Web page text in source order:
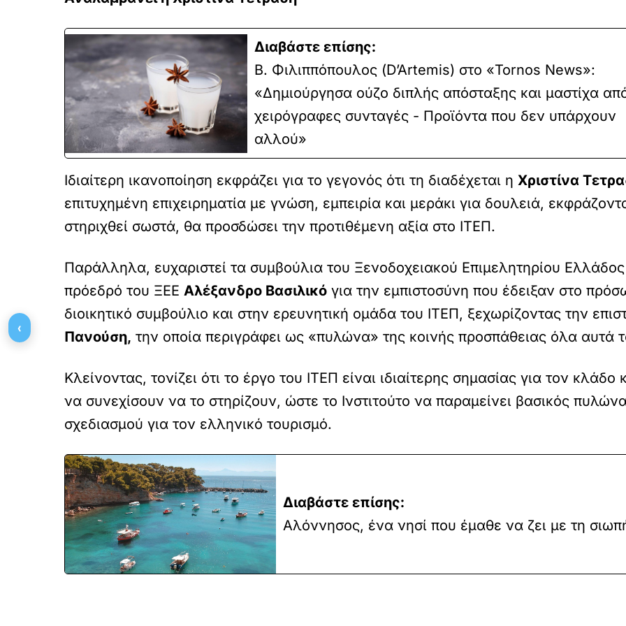
Διαβάστε επίσης:
Β. Φιλιππόπουλος (D’Artemis) στο «Tornos News»:
«Δημιούργησα ούζο διπλής απόσταξης και μαστίχα
χειρόγραφες συνταγές - Προϊόντα που δεν υπάρχουν
αλλού»
Ιδιαίτερη ικανοποίηση εκφράζει για το γεγονός ότι τη διαδέχεται η Χριστίνα
επιτυχημένη επιχειρηματία με γνώση, εμπειρία και μεράκι για δουλειά,
στηριχθεί σωστά, θα προσδώσει την προτιθέμενη αξία στο ΙΤΕΠ.
Παράλληλα, ευχαριστεί τα συμβούλια του Ξενοδοχειακού Επιμελητηρίου
πρόεδρό του ΞΕΕ Αλέξανδρο Βασιλικό για την εμπιστοσύνη που έδειξαν στο
διοικητικό συμβούλιο και στην ερευνητική ομάδα του ΙΤΕΠ, ξεχωρίζοντας την
Πανούση, την οποία περιγράφει ως «πυλώνα» της κοινής προσπάθειας όλα αυτά
Κλείνοντας, τονίζει ότι το έργο του ΙΤΕΠ είναι ιδιαίτερης σημασίας για τον
να συνεχίσουν να το στηρίζουν, ώστε το Ινστιτούτο να παραμείνει βασικός
σχεδιασμού για τον ελληνικό τουρισμό.
Διαβάστε επίσης:
Αλόννησος, ένα νησί που έμαθε να ζει με τη
‹